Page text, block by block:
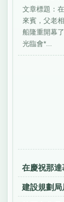
文章標題：
來賓，父老
船隆重開幕
光臨會*...
在慶祝那
建設規劃